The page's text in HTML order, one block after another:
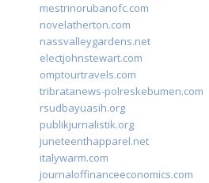
mestrinorubanofc.com
novelatherton.com
nassvalleygardens.net
electjohnstewart.com
omptourtravels.com
tribratanews-polreskebumen.com
rsudbayuasih.org
publikjurnalistik.org
juneteenthapparel.net
italywarm.com
journaloffinanceeconomics.com